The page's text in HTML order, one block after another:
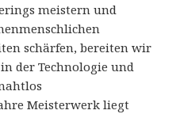
meistern und
schärfen, bereiten wir
der Technologie und
Meisterwerk liegt